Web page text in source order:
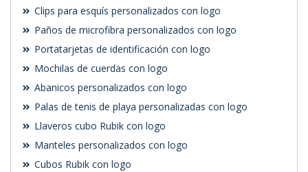
Clips para esquís personalizados con logo
Paños de microfibra personalizados con logo
Portatarjetas de identificación con logo
Mochilas de cuerdas con logo
Abanicos personalizados con logo
Palas de tenis de playa personalizadas con logo
Llaveros cubo Rubik con logo
Manteles personalizados con logo
Cubos Rubik con logo